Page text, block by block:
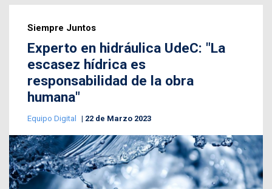
Siempre Juntos
Experto en hidráulica UdeC: "La
escasez hídrica es
responsabilidad de la obra
humana"
Equipo Digital 22 de Marzo 2023